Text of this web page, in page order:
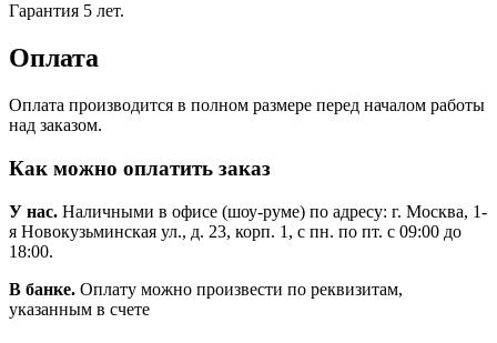
Гарантия 5 лет.
Оплата
Оплата производится в полном размере перед началом работы
над заказом.
Как можно оплатить заказ
У нас. Наличными в офисе (шоу-руме) по адресу: г. Москва, 1-
я Новокузьминская ул., д. 23, корп. 1, с пн. по пт. с 09:00 до
18:00.
В банке. Оплату можно произвести по реквизитам,
указанным в счете